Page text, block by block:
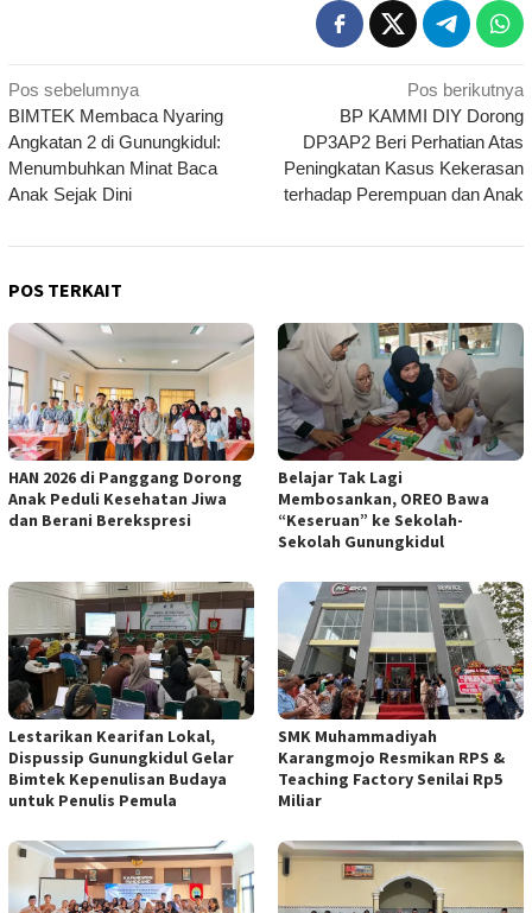
Navigasi
pos
Pos sebelumnya
BIMTEK Membaca Nyaring
Angkatan 2 di Gunungkidul:
Menumbuhkan Minat Baca
Anak Sejak Dini
Pos berikutnya
BP KAMMI DIY Dorong
DP3AP2 Beri Perhatian Atas
Peningkatan Kasus Kekerasan
terhadap Perempuan dan Anak
POS TERKAIT
HAN 2026 di Panggang Dorong
Anak Peduli Kesehatan Jiwa
dan Berani Berekspresi
Belajar Tak Lagi
Membosankan, OREO Bawa
“Keseruan” ke Sekolah-
Sekolah Gunungkidul
Lestarikan Kearifan Lokal,
Dispussip Gunungkidul Gelar
Bimtek Kepenulisan Budaya
untuk Penulis Pemula
SMK Muhammadiyah
Karangmojo Resmikan RPS &
Teaching Factory Senilai Rp5
Miliar